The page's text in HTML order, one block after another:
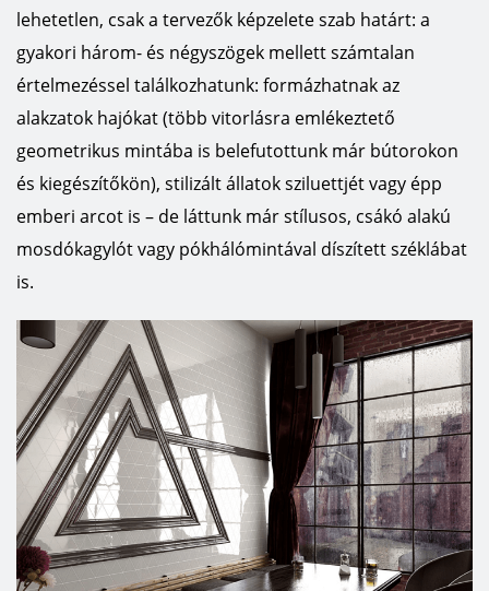
lehetetlen, csak a tervezők képzelete szab határt: a
gyakori három- és négyszögek mellett számtalan
értelmezéssel találkozhatunk: formázhatnak az
alakzatok hajókat (több vitorlásra emlékeztető
geometrikus mintába is belefutottunk már bútorokon
és kiegészítőkön), stilizált állatok sziluettjét vagy épp
emberi arcot is – de láttunk már stílusos, csákó alakú
mosdókagylót vagy pókhálómintával díszített széklábat
is.